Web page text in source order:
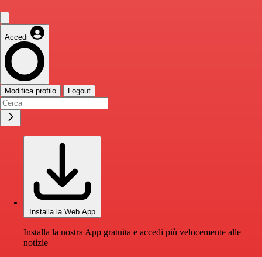
Accedi
Modifica profilo Logout
Installa la Web App
Installa la nostra App gratuita e accedi più velocemente alle
notizie